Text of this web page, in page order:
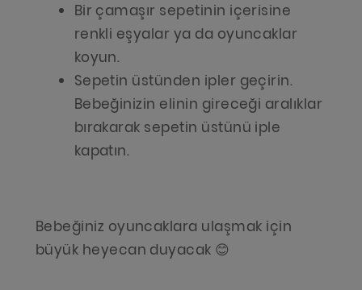
Bir çamaşır sepetinin içerisine
renkli eşyalar ya da oyuncaklar
koyun.
Sepetin üstünden ipler geçirin.
Bebeğinizin elinin gireceği aralıklar
bırakarak sepetin üstünü iple
kapatın.
Bebeğiniz oyuncaklara ulaşmak için
büyük heyecan duyacak 😊